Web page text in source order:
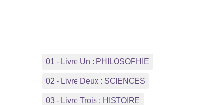
01 - Livre Un : PHILOSOPHIE
02 - Livre Deux : SCIENCES
03 - Livre Trois : HISTOIRE